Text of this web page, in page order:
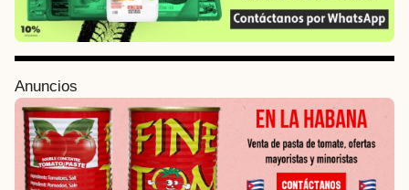
Anuncios
P
a
g
i
n
a